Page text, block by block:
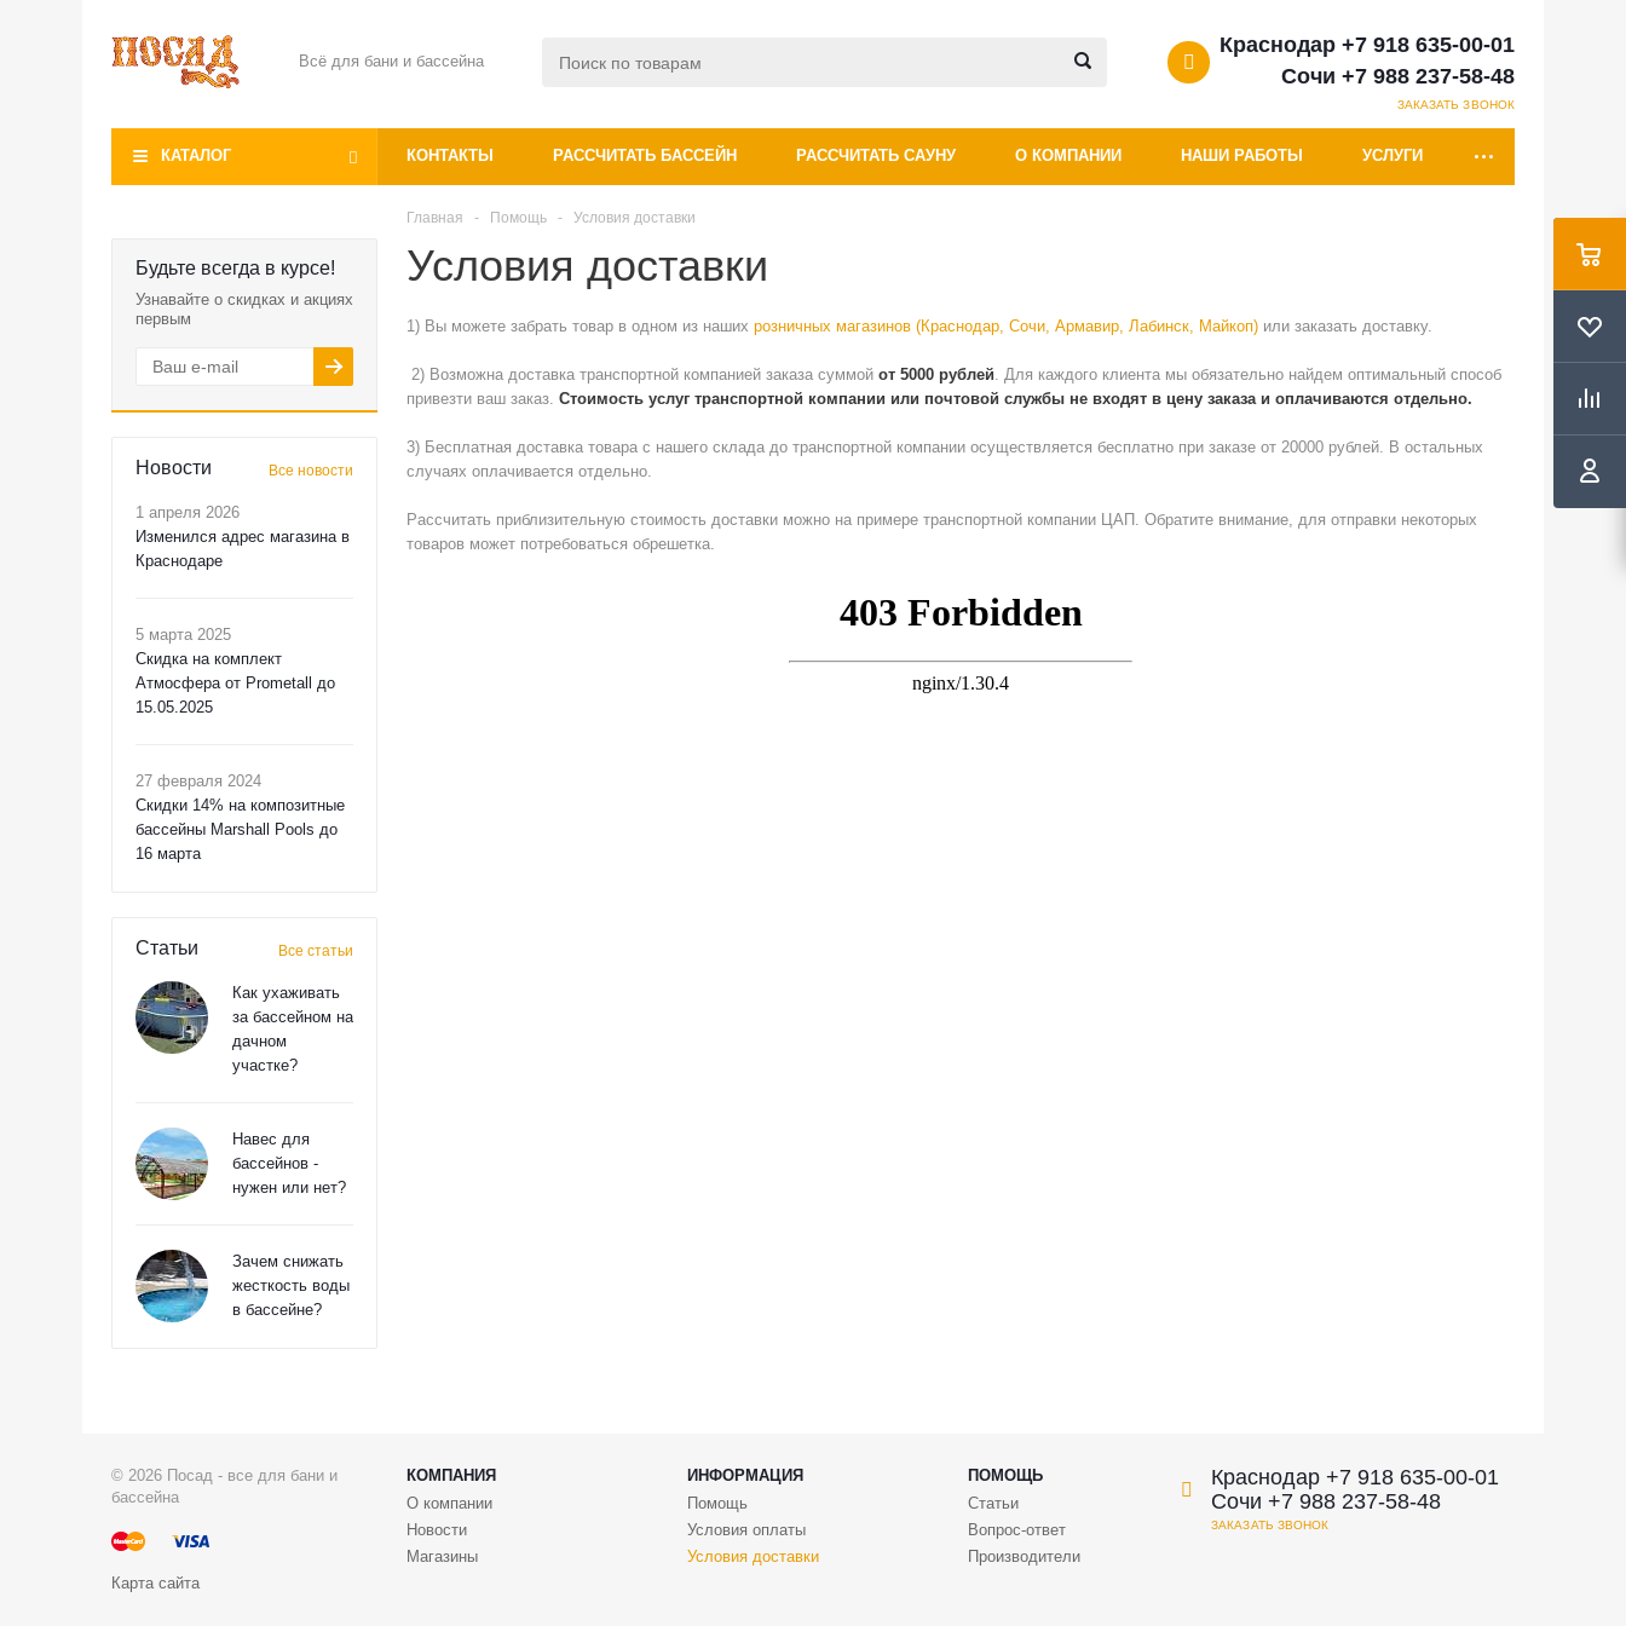
Всё для бани и бассейна
Краснодар +7 918 635-00-01
Сочи +7 988 237-58-48
ЗАКАЗАТЬ ЗВОНОК
КАТАЛОГ КОНТАКТЫ РАССЧИТАТЬ БАССЕЙН РАССЧИТАТЬ САУНУ О КОМПАНИИ НАШИ РАБОТЫ УСЛУГИ
Будьте всегда в курсе!
Узнавайте о скидках и акциях
первым
Новости Все новости
1 апреля 2026
Изменился адрес магазина в
Краснодаре
5 марта 2025
Скидка на комплект
Атмосфера от Prometall до
15.05.2025
27 февраля 2024
Скидки 14% на композитные
бассейны Marshall Pools до
16 марта
Статьи Все статьи
Как ухаживать
за бассейном на
дачном
участке?
Навес для
бассейнов -
нужен или нет?
Зачем снижать
жесткость воды
в бассейне?
Главная - Помощь - Условия доставки
Условия доставки
1) Вы можете забрать товар в одном из наших розничных магазинов (Краснодар, Сочи, Армавир, Лабинск, Майкоп) или заказать доставку.
2) Возможна доставка транспортной компанией заказа суммой от 5000 рублей. Для каждого клиента мы обязательно найдем оптимальный способ
привезти ваш заказ. Стоимость услуг транспортной компании или почтовой службы не входят в цену заказа и оплачиваются отдельно.
3) Бесплатная доставка товара с нашего склада до транспортной компании осуществляется бесплатно при заказе от 20000 рублей. В остальных
случаях оплачивается отдельно.
Рассчитать приблизительную стоимость доставки можно на примере транспортной компании ЦАП. Обратите внимание, для отправки некоторых
товаров может потребоваться обрешетка.
© 2026 Посад - все для бани и
бассейна
Карта сайта
КОМПАНИЯ ИНФОРМАЦИЯ
ПОМОЩЬ
О компании
Новости
Магазины
Помощь
Условия оплаты
Условия доставки
Статьи
Вопрос-ответ
Производители
Краснодар +7 918 635-00-01
Сочи +7 988 237-58-48
ЗАКАЗАТЬ ЗВОНОК